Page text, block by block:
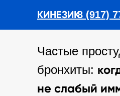
КИНЕЗИК8 (917)
Частые
бронхиты:
не слабый